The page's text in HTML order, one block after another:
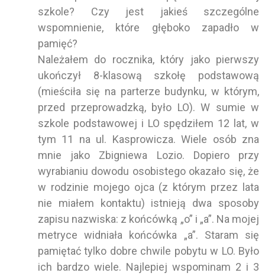
szkole? Czy jest jakieś szczególne
wspomnienie, które głęboko zapadło w
pamięć?
Należałem do rocznika, który jako pierwszy
ukończył 8-klasową szkołę podstawową
(mieściła się na parterze budynku, w którym,
przed przeprowadzką, było LO). W sumie w
szkole podstawowej i LO spędziłem 12 lat, w
tym 11 na ul. Kasprowicza. Wiele osób zna
mnie jako Zbigniewa Lozio. Dopiero przy
wyrabianiu dowodu osobistego okazało się, że
w rodzinie mojego ojca (z którym przez lata
nie miałem kontaktu) istnieją dwa sposoby
zapisu nazwiska: z końcówką „o” i „a”. Na mojej
metryce widniała końcówka „a”. Staram się
pamiętać tylko dobre chwile pobytu w LO. Było
ich bardzo wiele. Najlepiej wspominam 2 i 3